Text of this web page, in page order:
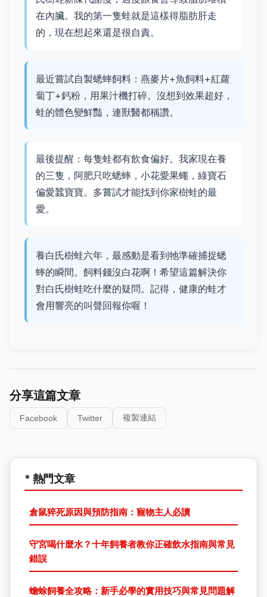
在內臟。我的第一隻蛙就是這樣得脂肪肝走
的，現在想起來還是很自責。
最近嘗試自製蟋蟀飼料：燕麥片+魚飼料+紅蘿
蔔丁+鈣粉，用果汁機打碎。沒想到效果超好，
蛙的體色變鮮豔，連獸醫都稱讚。
最後提醒：每隻蛙都有飲食偏好。我家現在養
的三隻，阿肥只吃蟋蟀，小花愛果蠅，綠寶石
偏愛蠶寶寶。多嘗試才能找到你家樹蛙的最
愛。
養白氏樹蛙六年，最感動是看到牠準確捕捉蟋
蟀的瞬間。飼料錢沒白花啊！希望這篇解決你
對白氏樹蛙吃什麼的疑問。記得，健康的蛙才
會用響亮的叫聲回報你喔！
分享這篇文章
Facebook Twitter 複製連結
* 熱門文章
倉鼠猝死原因與預防指南：寵物主人必讀
守宮喝什麼水？十年飼養者教你正確飲水指南與常見
錯誤
蟾蜍飼養全攻略：新手必學的實用技巧與常見問題解